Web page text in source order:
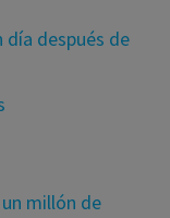
día después de
millón de